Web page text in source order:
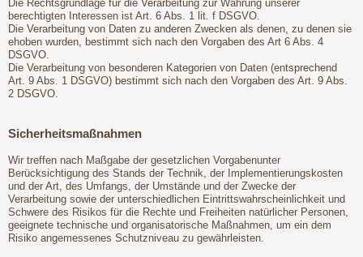
Die Rechtsgrundlage für die Verarbeitung zur Wahrung unserer
berechtigten Interessen ist Art. 6 Abs. 1 lit. f DSGVO.
Die Verarbeitung von Daten zu anderen Zwecken als denen, zu denen sie
ehoben wurden, bestimmt sich nach den Vorgaben des Art 6 Abs. 4
DSGVO.
Die Verarbeitung von besonderen Kategorien von Daten (entsprechend
Art. 9 Abs. 1 DSGVO) bestimmt sich nach den Vorgaben des Art. 9 Abs.
2 DSGVO.
Sicherheitsmaßnahmen
Wir treffen nach Maßgabe der gesetzlichen Vorgabenunter
Berücksichtigung des Stands der Technik, der Implementierungskosten
und der Art, des Umfangs, der Umstände und der Zwecke der
Verarbeitung sowie der unterschiedlichen Eintrittswahrscheinlichkeit und
Schwere des Risikos für die Rechte und Freiheiten natürlicher Personen,
geeignete technische und organisatorische Maßnahmen, um ein dem
Risiko angemessenes Schutzniveau zu gewährleisten.